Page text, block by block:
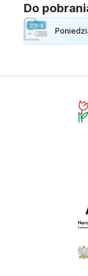
Do
DOCX
📝